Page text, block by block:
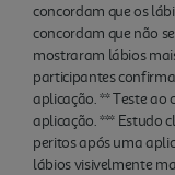
concordam que os
concordam que não
mostraram lábios
participantes
aplicação. ** Teste ao
aplicação. *** Estudo
peritos após uma
lábios visivelmente